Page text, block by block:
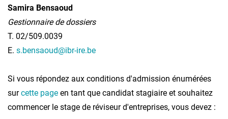
Samira Bensaoud
Gestionnaire de dossiers
T. 02/509.0039
E. s.bensaoud@ibr-ire.be
Si vous répondez aux conditions d'admission énumérées
surcette page en tant que candidat stagiaire et souhaitez
commencer le stage de réviseur d'entreprises, vous devez :